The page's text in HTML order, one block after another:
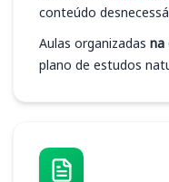
conteúdo
Aulas organizadas na
plano de estudos